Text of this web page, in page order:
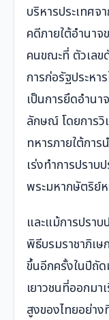
บริหารประเทศ
คดีภายใต้อำนา
คนขณะที่ ตัวเลข
การก่อรัฐประห
เป็นการยึดอำน
ลักษณ์ โดยการวิ
ทหารภายใต้การ
เร่งทำการปรา
พระมหากษัตริย์
และแม้การปราบ
พิธีบรมราชาภิเ
ขึ้นอีกครั้งในปีถั
เยาวชนที่ออกมา
สูงของไทยอย่าง